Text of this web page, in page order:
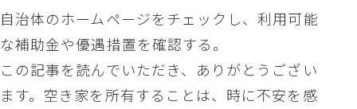
自治体のホームページをチェックし、利用可能
な補助金や優遇措置を確認する。
この記事を読んでいただき、ありがとうござい
ます。空き家を所有することは、時に不安を感